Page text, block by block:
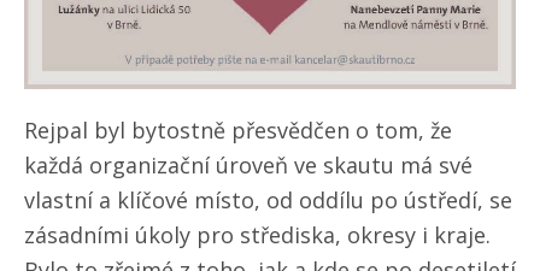
Rejpal byl bytostně přesvědčen o tom, že
každá organizační úroveň ve skautu má své
vlastní a klíčové místo, od oddílu po ústředí, se
zásadními úkoly pro střediska, okresy i kraje.